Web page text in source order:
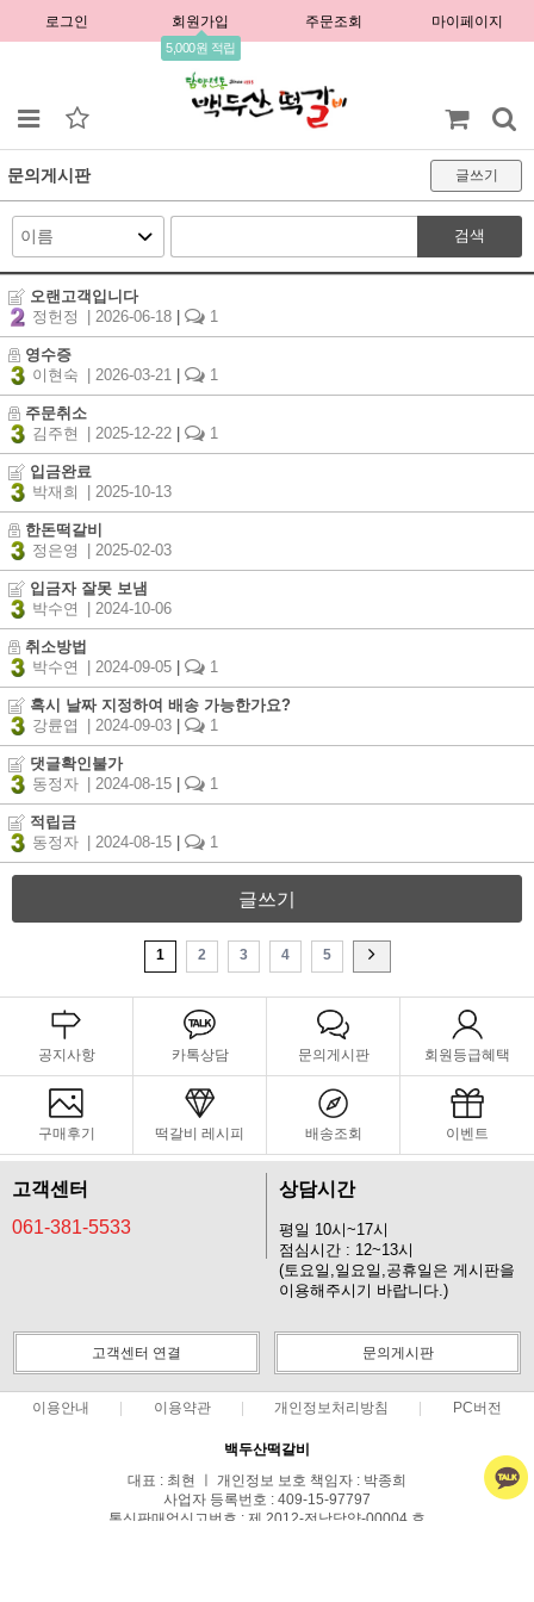
로그인 회원가입
5,000원 적립
주문조회 마이페이지
문의게시판 글쓰기
검색
오랜고객입니다
정헌정
| 2026-06-18 1
영수증
이현숙
| 2026-03-21 1
주문취소
김주현
| 2025-12-22 1
입금완료
박재희
| 2025-10-13
한돈떡갈비
정은영
| 2025-02-03
입금자 잘못 보냄
박수연
| 2024-10-06
취소방법
박수연
| 2024-09-05 1
혹시 날짜 지정하여 배송 가능한가요?
강륜엽
| 2024-09-03 1
댓글확인불가
동정자
| 2024-08-15 1
적립금
동정자
| 2024-08-15 1
글쓰기
1 2 3 4 5
공지사항 카톡상담 문의게시판 회원등급혜택
구매후기 떡갈비 레시피 배송조회 이벤트
고객센터
061-381-5533
상담시간
평일 10시~17시
점심시간 : 12~13시
(토요일,일요일,공휴일은 게시판을
이용해주시기 바랍니다.)
고객센터 연결 문의게시판
이용안내 이용약관 개인정보처리방침 PC버전
백두산떡갈비
대표 : 최현 ㅣ 개인정보 보호 책임자 : 박종희
사업자 등록번호 : 409-15-97797
통신판매업신고번호 : 제 2012-전남담양-00004 호